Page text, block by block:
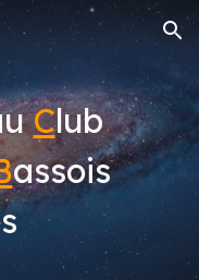
Skip to navigation
Club
assois